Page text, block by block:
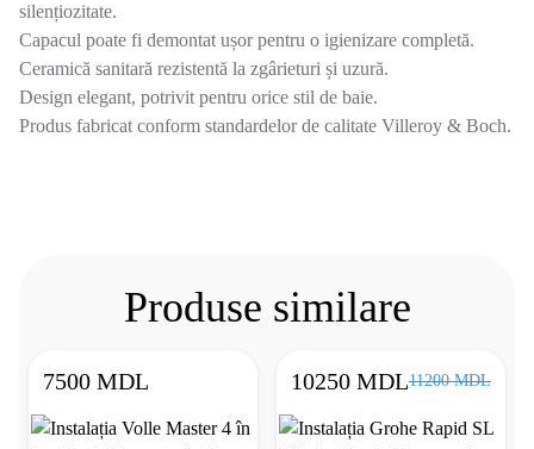
silențiozitate.
Capacul poate fi demontat ușor pentru o igienizare completă.
Ceramică sanitară rezistentă la zgârieturi și uzură.
Design elegant, potrivit pentru orice stil de baie.
Produs fabricat conform standardelor de calitate Villeroy & Boch.
Produse similare
7500 MDL 10250 MDL11200 MDL